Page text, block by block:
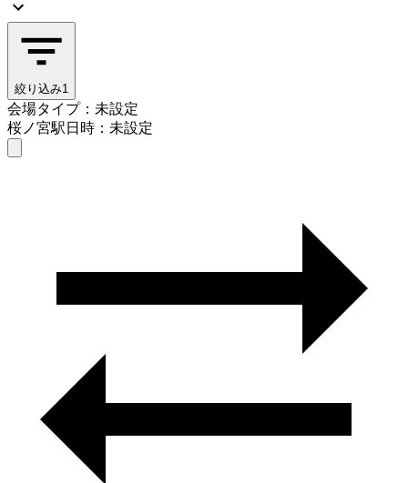
絞り込み1
会場タイプ：未設定
桜ノ宮駅日時：未設定